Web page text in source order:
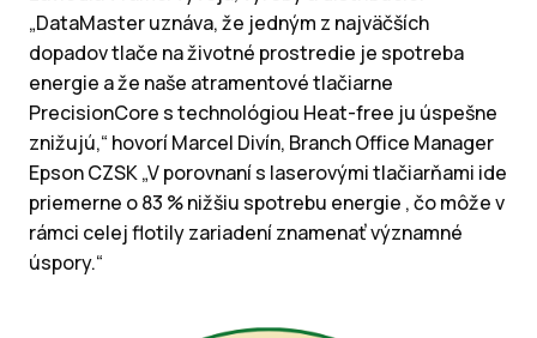
„DataMaster uznáva, že jedným z najväčších
dopadov tlače na životné prostredie je spotreba
energie a že naše atramentové tlačiarne
PrecisionCore s technológiou Heat-free ju úspešne
znižujú,“ hovorí Marcel Divín, Branch Office Manager
Epson CZSK „V porovnaní s laserovými tlačiarňami ide
priemerne o 83 % nižšiu spotrebu energie , čo môže v
rámci celej flotily zariadení znamenať významné
úspory.“